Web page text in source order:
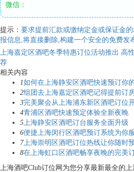
微信：
提示： 要求提前汇款或缴纳定金或保证金
报信息,将直接删除,构建一个安全的免费发
上海嘉定区酒吧冬季特惠订位活动推出 高
荐
相关内容
1如何在上海静安区酒吧快速预订你
2组团去上海嘉定区酒吧记得提前订
3完美聚会从上海浦东新区酒吧订位
4青浦区酒吧快速预定体验全新夜晚
5上海静安区酒吧订台服务全面升级
6便捷上海闵行区酒吧预订系统为你
7上海崇明区酒吧订位热线让你随时
8在上海虹口区酒吧畅享夜晚的完美
上海酒吧Club订位网为您分享最新最全的